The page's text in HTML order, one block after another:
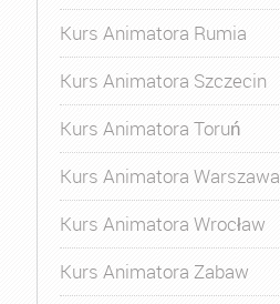
Kurs Animatora Rumia
Kurs Animatora Szczecin
Kurs Animatora Toruń
Kurs Animatora Warszawa
Kurs Animatora Wrocław
Kurs Animatora Zabaw